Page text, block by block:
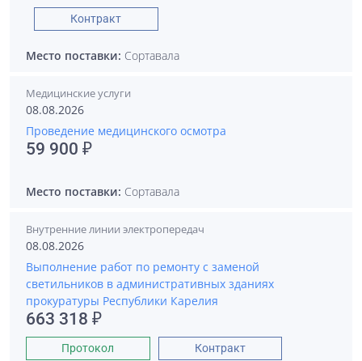
Контракт
Место поставки: Сортавала
Медицинские услуги
08.08.2026
Проведение медицинского осмотра
59 900 ₽
Место поставки: Сортавала
Внутренние линии электропередач
08.08.2026
Выполнение работ по ремонту с заменой
светильников в административных зданиях
прокуратуры Республики Карелия
663 318 ₽
Протокол Контракт